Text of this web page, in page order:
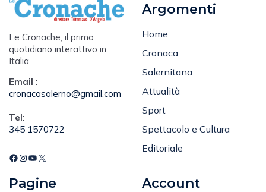
Le Cronache, il primo
quotidiano interattivo in
Italia.
Email :
cronacasalerno@gmail.com
Tel:
345 1570722
Argomenti
Home
Cronaca
Salernitana
Attualità
Sport
Spettacolo e Cultura
Editoriale
Pagine Account